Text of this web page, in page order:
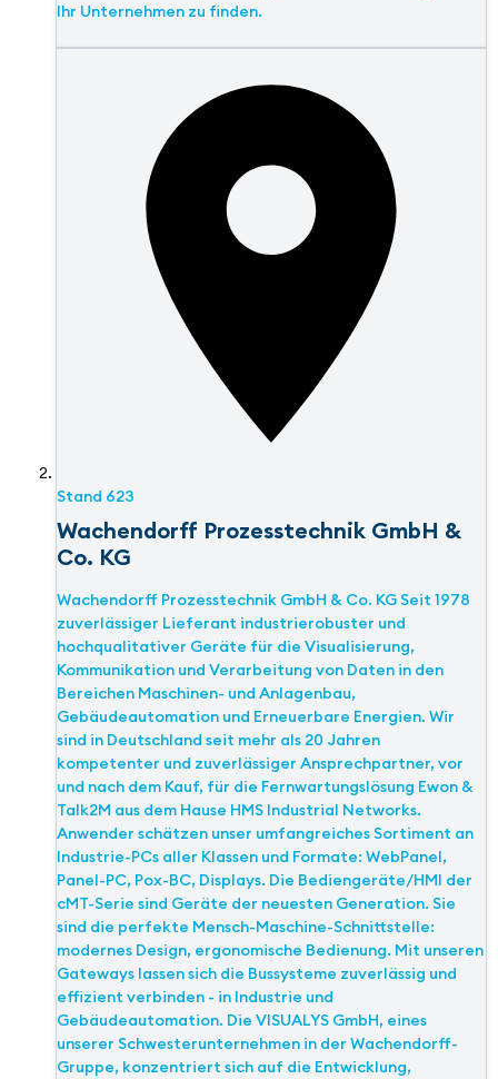
Ihr Unternehmen zu finden.
Stand 623
Wachendorff Prozesstechnik GmbH &
Co. KG
Wachendorff Prozesstechnik GmbH & Co. KG Seit 1978
zuverlässiger Lieferant industrierobuster und
hochqualitativer Geräte für die Visualisierung,
Kommunikation und Verarbeitung von Daten in den
Bereichen Maschinen- und Anlagenbau,
Gebäudeautomation und Erneuerbare Energien. Wir
sind in Deutschland seit mehr als 20 Jahren
kompetenter und zuverlässiger Ansprechpartner, vor
und nach dem Kauf, für die Fernwartungslösung Ewon &
Talk2M aus dem Hause HMS Industrial Networks.
Anwender schätzen unser umfangreiches Sortiment an
Industrie-PCs aller Klassen und Formate: WebPanel,
Panel-PC, Pox-BC, Displays. Die Bediengeräte/HMI der
cMT-Serie sind Geräte der neuesten Generation. Sie
sind die perfekte Mensch-Maschine-Schnittstelle:
modernes Design, ergonomische Bedienung. Mit unseren
Gateways lassen sich die Bussysteme zuverlässig und
effizient verbinden - in Industrie und
Gebäudeautomation. Die VISUALYS GmbH, eines
unserer Schwesterunternehmen in der Wachendorff-
Gruppe, konzentriert sich auf die Entwicklung,